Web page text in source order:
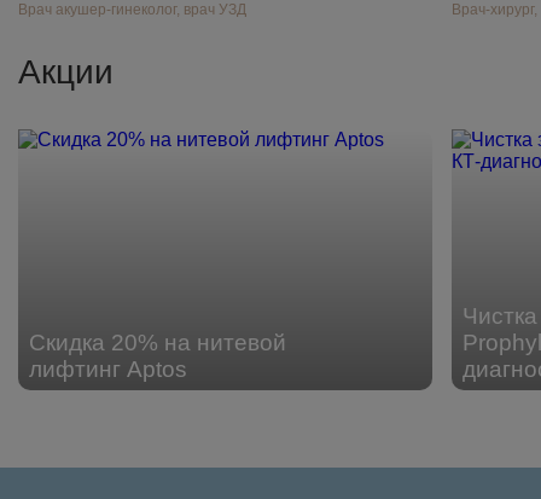
Врач акушер-гинеколог, врач УЗД Врач-
Акции
Скидка 20% на нитевой
лифтинг Aptos